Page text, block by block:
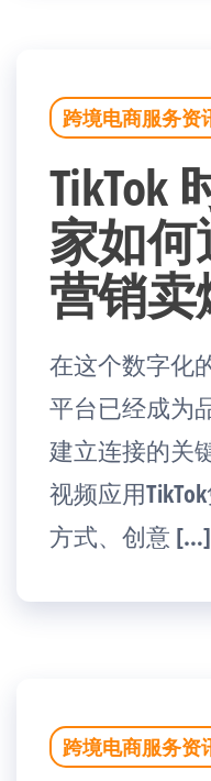
跨境电商服务资
TikTok
家如
营销卖
在这个数字化
平台已经成为
建立连接的关
视频应用
方式、创意 […]
跨境电商服务资